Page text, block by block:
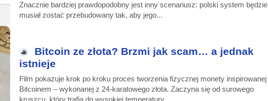
Znacznie bardziej prawdopodobny jest inny scenariusz: polski system będzie
musiał zostać przebudowany tak, aby jego...
Bitcoin ze złota? Brzmi jak scam… a jednak
istnieje
Film pokazuje krok po kroku proces tworzenia fizycznej monety inspirowanej
Bitcoinem – wykonanej z 24-karatowego złota. Zaczyna się od surowego